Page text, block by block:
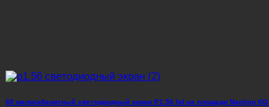
60 малогабаритный светодиодный экран P1.56 hd на площади Nanjing KG